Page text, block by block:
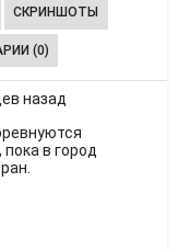
СКРИНШОТЫ
(0)
назад
в город